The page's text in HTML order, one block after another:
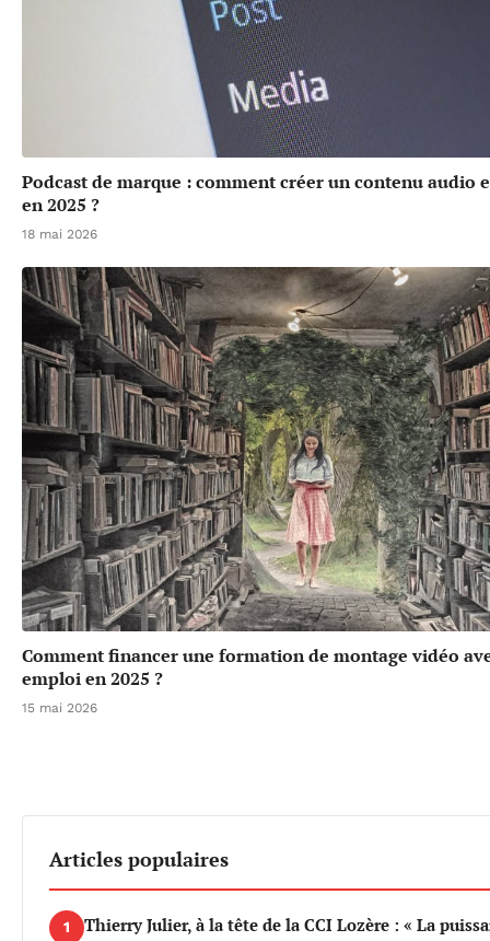
Podcast de marque : comment créer un contenu audio
en 2025 ?
18 mai 2026
Comment financer une formation de montage vidéo
emploi en 2025 ?
15 mai 2026
Articles populaires
1
Thierry Julier, à la tête de la CCI Lozère : « La